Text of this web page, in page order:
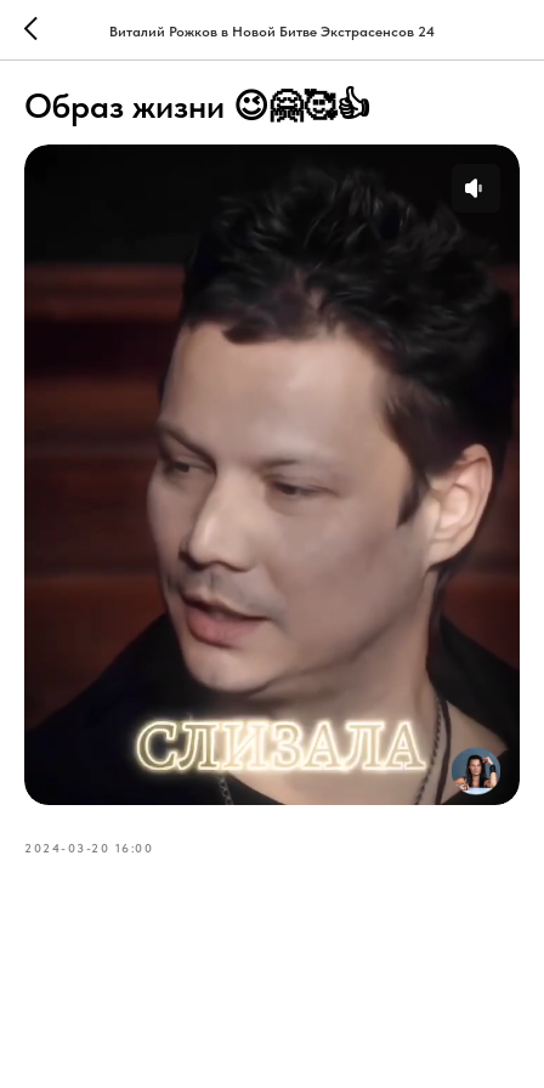
Виталий Рожков в Новой Битве Экстрасенсов 24
Образ жизни 😉🤗🥰👍
2024-03-20 16:00